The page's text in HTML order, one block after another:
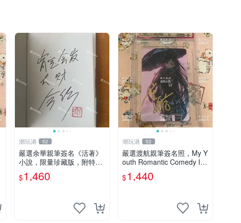
潮玩港 52
嚴選余華親筆簽名《活著》
小說，限量珍藏版，附特有
印章。 活著 小說 簽名書
$1,460
潮玩港 52
嚴選渡航親筆簽名照，My Y
outh Romantic Comedy Is
Wrong限量收藏版 青春戀愛
物語 原創 漫畫周邊
$1,440